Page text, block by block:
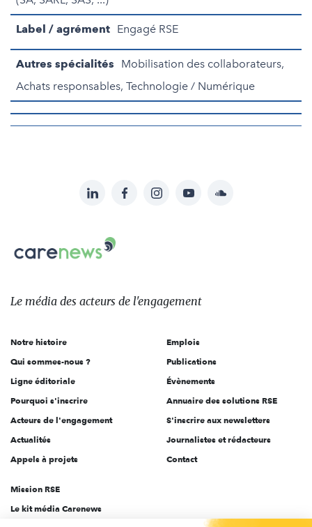
Label / agrément Engagé RSE
Autres spécialités
Mobilisation des collaborateurs,
Achats responsables, Technologie / Numérique
sur:
LinkedInFacebookInstagramYouTubeSoundcloud
Carenews,
Le
des
l'engagement
Le média des acteurs de l'engagement
Notre histoire
Qui sommes-nous ?
Ligne éditoriale
Pourquoi s'inscrire
Acteurs de l'engagement
Actualités
Appels à projets
Emplois
Publications
Évènements
Annuaire des solutions RSE
S'inscrire aux newsletters
Journalistes et rédacteurs
Contact
Mission RSE
Le kit média Carenews